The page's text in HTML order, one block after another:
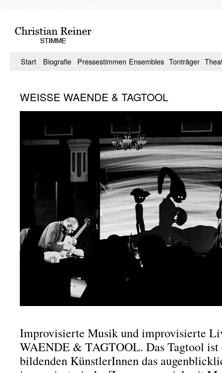
springen
Start Biografie Pressestimmen Ensembles Tonträger
WEISSE WAENDE & TAGTOOL
Improvisierte Musik und improvisierte
WAENDE & TAGTOOL. Das Tagtool ist
bildenden KünstlerInnen das